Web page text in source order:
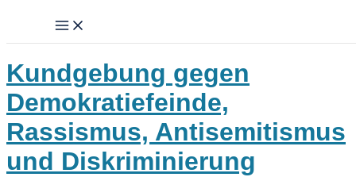
Kundgebung gegen
Demokratiefeinde,
Rassismus, Antisemitismus
und Diskriminierung